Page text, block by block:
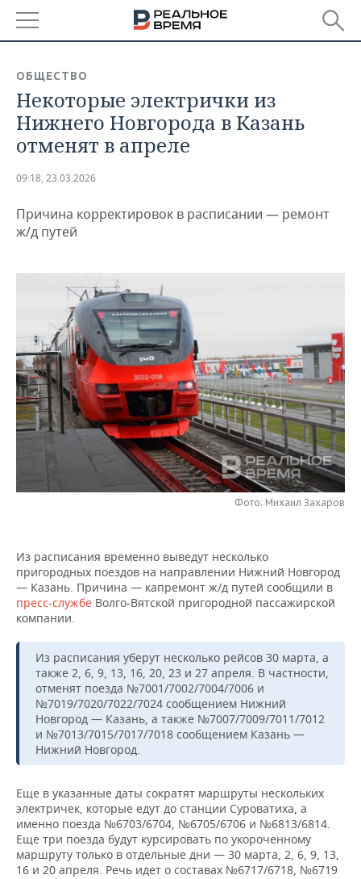
БАШКОРТОСТАН
ТАТАРСТАН
НОВОСТИ
АНАЛИТИКА
ДЕКЛАРАЦИИ О ДОХОДАХ
КОРОЛИ ГОСЗАКАЗА ПФО
ВУЗЫ ТАТАРСТАНА
КОМУ ПРИНАДЛЕЖАТ
ТОРГОВЫЕ ЦЕНТРЫ
ТАТАРСТАНА
НОВОСТИ ЭКОНОМИКИ
ФИНАНСЫ
БЮДЖЕТ
ИНВЕСТИЦИИ
ПРОМЫШЛЕННОСТЬ
НОВОСТИ
АГРОПРОМ
МАШИНОСТРОЕНИЕ
НЕФТЕХИМИЯ
НЕФТЬ
НЕДВИЖИМОСТЬ
НОВОСТИ НЕДВИЖИМОСТИ
НОВОСТИ АВТО
НОВОСТИ БИЗНЕСА
РОЗНИЧНАЯ ТОРГОВЛЯ
ТРАНСПОРТ
ТЕХНОЛОГИИ
НОВОСТИ ТЕХНОЛОГИЙ
IT
МЕРОПРИЯТИЯ
НОВОСТИ МЕРОПРИЯТИЙ
ВЫЕЗДНАЯ РЕДАКЦИЯ
ОТКРЫТАЯ ЛЕКЦИЯ
СПОРТ
НОВОСТИ СПОРТА
БАСКЕТБОЛ
ВОЛЕЙБОЛ
КИБЕРСПОРТ
ФИГУРНОЕ КАТАНИЕ
ВОДНЫЕ ВИДЫ СПОРТА
ХОККЕЙ С МЯЧОМ
ИНФРАСТРУКТУРА
ИСТОРИЯ
КУЛЬТУРА
МЕДИЦИНА
ОБРАЗОВАНИЕ
ПРОИСШЕСТВИЯ
СПРАВОЧНИК
СПИСОК ПЕРСОН
СПИСОК КОМПАНИЙ
ПОЛНАЯ ВЕРСИЯ
ОБЩЕСТВО
Некоторые электрички из
Нижнего Новгорода в Казань
отменят в апреле
09:18, 23.03.2026
Причина корректировок в расписании — ремонт
ж/д путей
Фото: Михаил Захаров
Из расписания временно выведут несколько
пригородных поездов на направлении Нижний Новгород
— Казань. Причина — капремонт ж/д путей сообщили в
пресс-службе Волго-Вятской пригородной пассажирской
компании.
Из расписания уберут несколько рейсов 30 марта, а
также 2, 6, 9, 13, 16, 20, 23 и 27 апреля. В частности,
отменят поезда №7001/7002/7004/7006 и
№7019/7020/7022/7024 сообщением Нижний
Новгород — Казань, а также №7007/7009/7011/7012
и №7013/7015/7017/7018 сообщением Казань —
Нижний Новгород.
Еще в указанные даты сократят маршруты нескольких
электричек, которые едут до станции Суроватиха, а
именно поезда №6703/6704, №6705/6706 и №6813/6814.
Еще три поезда будут курсировать по укороченному
маршруту только в отдельные дни — 30 марта, 2, 6, 9, 13,
16 и 20 апреля. Речь идет о составах №6717/6718, №6719